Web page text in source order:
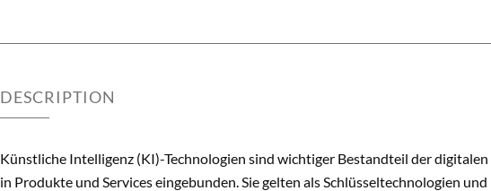
DESCRIPTION
Künstliche Intelligenz (KI)-Technologien sind wichtiger Bestandteil der
in Produkte und Services eingebunden. Sie gelten als Schlüsseltechnologien